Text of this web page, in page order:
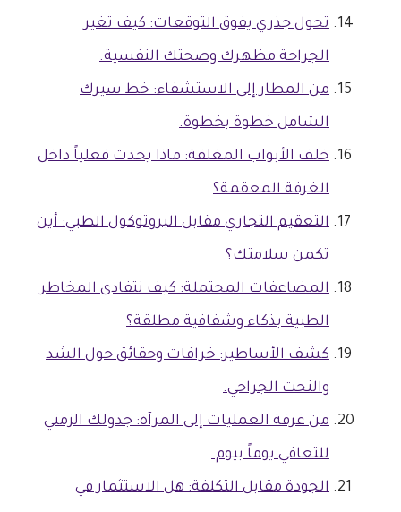
تحول جذري يفوق التوقعات: كيف تغير
الجراحة مظهرك وصحتك النفسية.
من المطار إلى الاستشفاء: خط سيرك
الشامل خطوة بخطوة.
خلف الأبواب المغلقة: ماذا يحدث فعلياً داخل
الغرفة المعقمة؟
التعقيم التجاري مقابل البروتوكول الطبي: أين
تكمن سلامتك؟
المضاعفات المحتملة: كيف نتفادى المخاطر
الطبية بذكاء وشفافية مطلقة؟
كشف الأساطير: خرافات وحقائق حول الشد
والنحت الجراحي.
من غرفة العمليات إلى المرآة: جدولك الزمني
للتعافي يوماً بيوم.
الجودة مقابل التكلفة: هل الاستثمار في